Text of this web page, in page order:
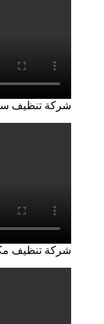
شركة تنظيف
شركة تنظيف